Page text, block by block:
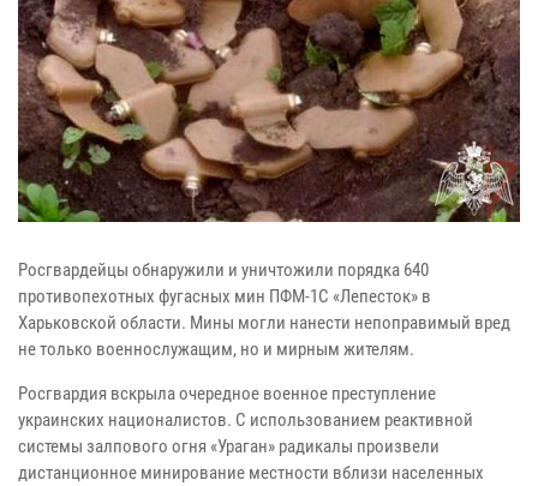
Росгвардейцы обнаружили и уничтожили порядка 640
противопехотных фугасных мин ПФМ-1С «Лепесток» в
Харьковской области. Мины могли нанести непоправимый вред
не только военнослужащим, но и мирным жителям.
Росгвардия вскрыла очередное военное преступление
украинских националистов. С использованием реактивной
системы залпового огня «Ураган» радикалы произвели
дистанционное минирование местности вблизи населенных